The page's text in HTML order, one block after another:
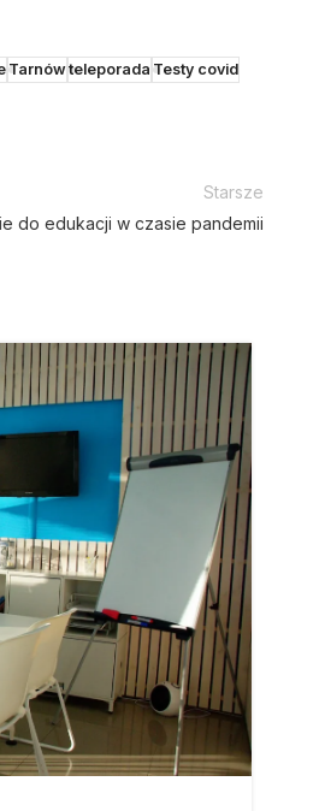
Tarnówteleporada Testy covid
Starsze
do edukacji w czasie pandemii